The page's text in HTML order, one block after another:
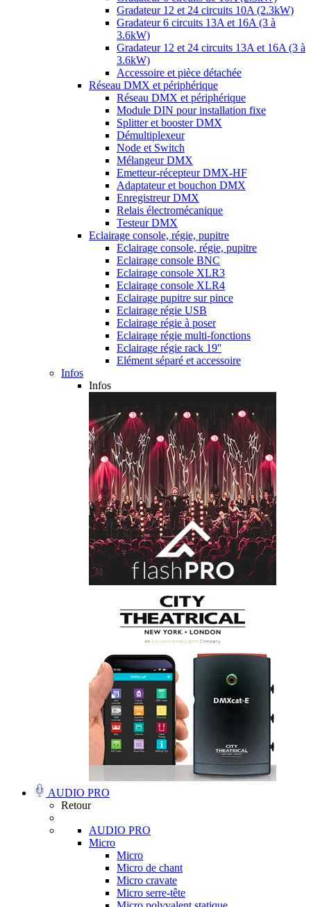
Gradateur 12 et 24 circuits 10A (2.3kW)
Gradateur 6 circuits 13A et 16A (3 à
3.6kW)
Gradateur 12 et 24 circuits 13A et 16A (3 à
3.6kW)
Accessoire et pièce détachée
Réseau DMX et périphérique
Réseau DMX et périphérique
Module DIN pour installation fixe
Splitter et booster DMX
Démultiplexeur
Node et Switch
Mélangeur DMX
Emetteur-récepteur DMX-HF
Adaptateur et bouchon DMX
Enregistreur DMX
Relais électromécanique
Testeur DMX
Eclairage console, régie, pupitre
Eclairage console, régie, pupitre
Eclairage console BNC
Eclairage console XLR3
Eclairage console XLR4
Eclairage pupitre sur pince
Eclairage régie USB
Eclairage régie à poser
Eclairage régie multi-fonctions
Eclairage régie rack 19''
Elément séparé et accessoire
Infos
Infos
AUDIO PRO
Retour
AUDIO PRO
Micro
Micro
Micro de chant
Micro cravate
Micro serre-tête